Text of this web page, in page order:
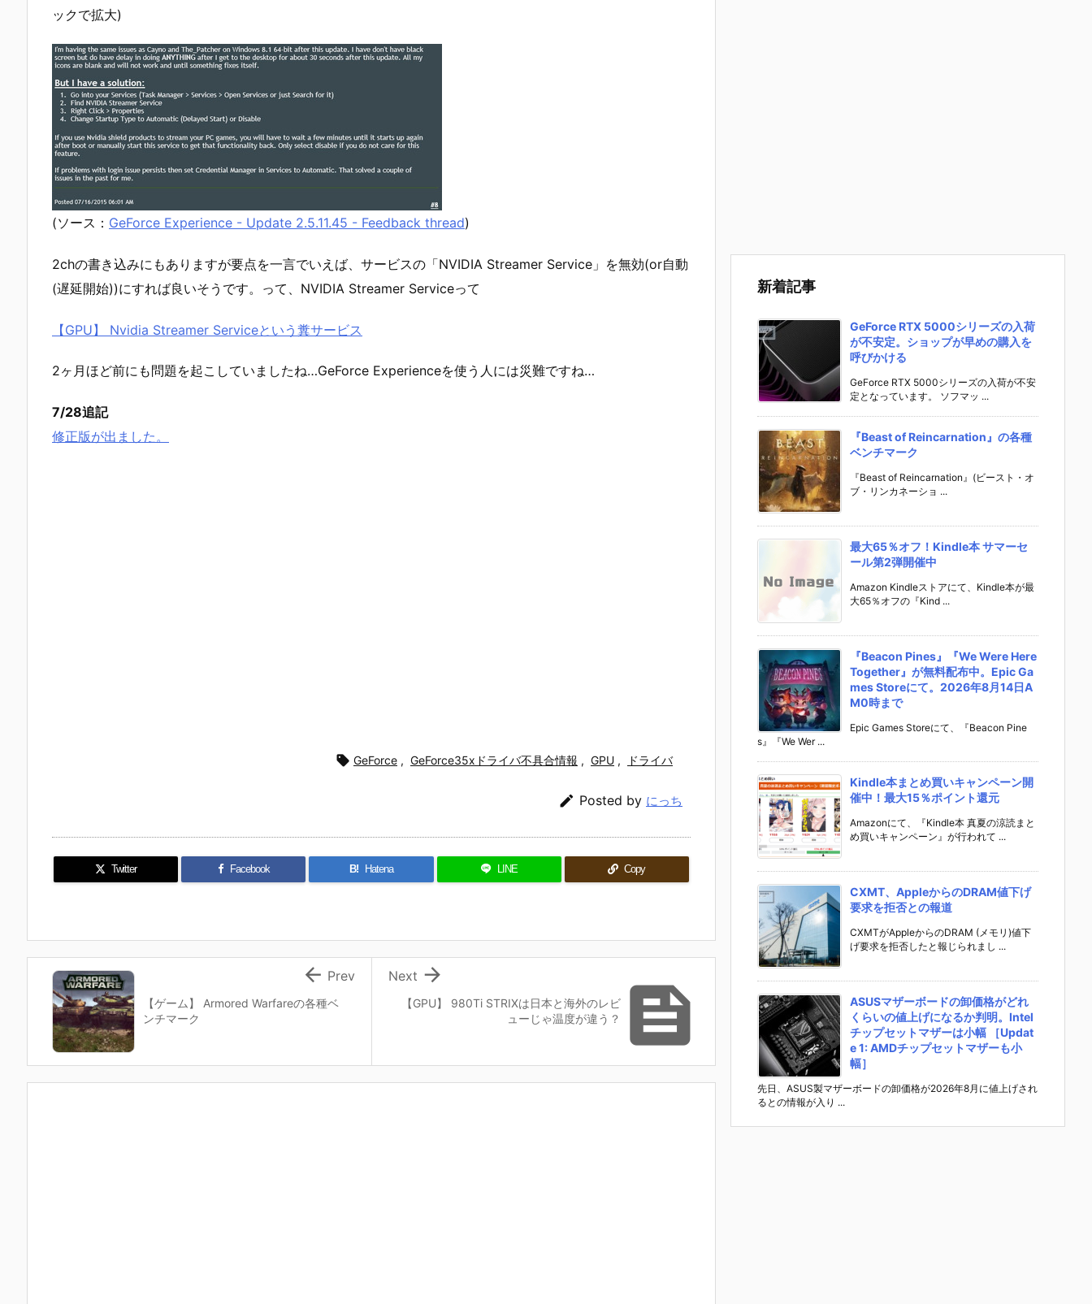
ックで拡大)
(ソース： GeForce Experience - Update 2.5.11.45 - Feedback thread)
2chの書き込みにもありますが要点を一言でいえば、サービスの「NVIDIA Streamer Service」を無効(or自動
(遅延開始))にすれば良いそうです。って、NVIDIA Streamer Serviceって
【GPU】 Nvidia Streamer Serviceという糞サービス
2ヶ月ほど前にも問題を起こしていましたね…GeForce Experienceを使う人には災難ですね…
7/28追記
修正版が出ました。
 GeForce , GeForce35xドライバ不具合情報 , GPU , ドライバ
 Posted by にっち
Twitter Facebook B! Hatena LINE Copy

【GPU】 980Ti STRIXは日本と海外のレビ
ューじゃ温度が違う？

Next
【ゲーム】 Armored Warfareの各種ベ
ンチマーク
 Prev
新着記事
GeForce RTX 5000シリーズの入荷
が不安定。ショップが早めの購入を
呼びかける
GeForce RTX 5000シリーズの入荷が不安
定となっています。 ソフマッ ...
『Beast of Reincarnation』の各種
ベンチマーク
『Beast of Reincarnation』(ビースト・オ
ブ・リンカネーショ ...
最大65％オフ！Kindle本 サマーセ
ール第2弾開催中
Amazon Kindleストアにて、Kindle本が最
大65％オフの『Kind ...
『Beacon Pines』『We Were Here
Together』が無料配布中。Epic Ga
mes Storeにて。2026年8月14日A
M0時まで
Epic Games Storeにて、『Beacon Pine
s』『We Wer ...
Kindle本まとめ買いキャンペーン開
催中！最大15％ポイント還元
Amazonにて、『Kindle本 真夏の涼読まと
め買いキャンペーン』が行われて ...
CXMT、AppleからのDRAM値下げ
要求を拒否との報道
CXMTがAppleからのDRAM (メモリ)値下
げ要求を拒否したと報じられまし ...
ASUSマザーボードの卸価格がどれ
くらいの値上げになるか判明。Intel
チップセットマザーは小幅 ［Updat
e 1: AMDチップセットマザーも小
幅］
先日、ASUS製マザーボードの卸価格が2026年8月に値上げされ
るとの情報が入り ...